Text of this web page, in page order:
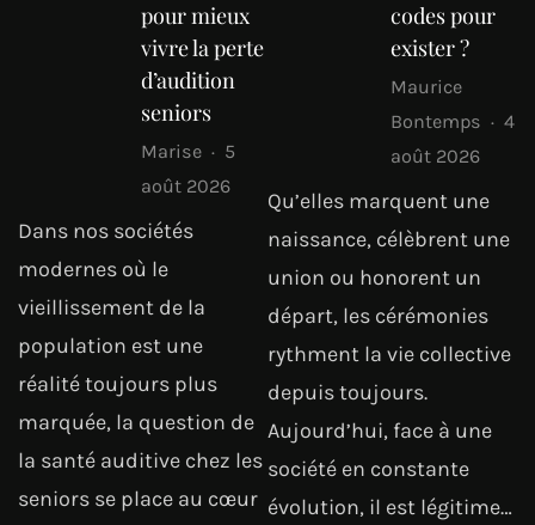
pour mieux
vivre la perte
d’audition
seniors
Marise
5
août 2026
Dans nos sociétés
modernes où le
vieillissement de la
population est une
réalité toujours plus
marquée, la question de
la santé auditive chez les
seniors se place au cœur
codes pour
exister ?
Maurice
Bontemps
4
août 2026
Qu’elles marquent une
naissance, célèbrent une
union ou honorent un
départ, les cérémonies
rythment la vie collective
depuis toujours.
Aujourd’hui, face à une
société en constante
évolution, il est légitime…